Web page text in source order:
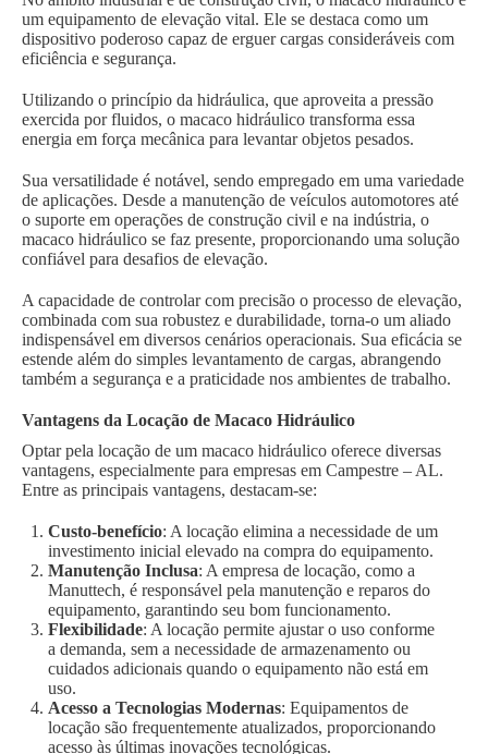
um equipamento de elevação vital. Ele se destaca como um
dispositivo poderoso capaz de erguer cargas consideráveis com
eficiência e segurança.
Utilizando o princípio da hidráulica, que aproveita a pressão
exercida por fluidos, o macaco hidráulico transforma essa
energia em força mecânica para levantar objetos pesados.
Sua versatilidade é notável, sendo empregado em uma variedade
de aplicações. Desde a manutenção de veículos automotores até
o suporte em operações de construção civil e na indústria, o
macaco hidráulico se faz presente, proporcionando uma solução
confiável para desafios de elevação.
A capacidade de controlar com precisão o processo de elevação,
combinada com sua robustez e durabilidade, torna-o um aliado
indispensável em diversos cenários operacionais. Sua eficácia se
estende além do simples levantamento de cargas, abrangendo
também a segurança e a praticidade nos ambientes de trabalho.
Vantagens da Locação de Macaco Hidráulico
Optar pela locação de um macaco hidráulico oferece diversas
vantagens, especialmente para empresas em Campestre – AL.
Entre as principais vantagens, destacam-se:
Custo-benefício: A locação elimina a necessidade de um
investimento inicial elevado na compra do equipamento.
Manutenção Inclusa: A empresa de locação, como a
Manuttech, é responsável pela manutenção e reparos do
equipamento, garantindo seu bom funcionamento.
Flexibilidade: A locação permite ajustar o uso conforme
a demanda, sem a necessidade de armazenamento ou
cuidados adicionais quando o equipamento não está em
uso.
Acesso a Tecnologias Modernas: Equipamentos de
locação são frequentemente atualizados, proporcionando
acesso às últimas inovações tecnológicas.